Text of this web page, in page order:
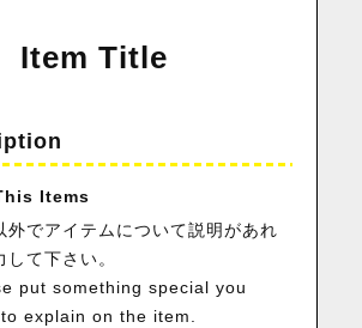
Item Title
Items
外でアイテムについて説明があれ
して下さい。
put something special you
explain on the item.